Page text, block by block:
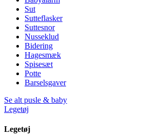
Sut
Sutteflasker
Suttesnor
Nusseklud
Bidering
Hagesmæk
Spisesæt
Potte
Barselsgaver
Se alt pusle & baby
Legetøj
Legetøj